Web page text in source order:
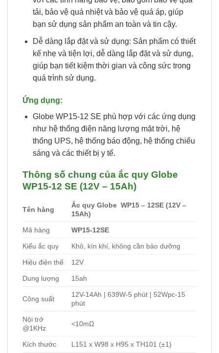
tải, bảo vệ quá nhiệt và bảo vệ quá áp, giúp
bạn sử dụng sản phẩm an toàn và tin cậy.
Dễ dàng lắp đặt và sử dụng: Sản phẩm có thiết
kế nhẹ và tiện lợi, dễ dàng lắp đặt và sử dụng,
giúp bạn tiết kiệm thời gian và công sức trong
quá trình sử dụng.
Ứng dụng:
Globe WP15-12 SE phù hợp với các ứng dụng
như hệ thống điện năng lượng mặt trời, hệ
thống UPS, hệ thống báo động, hệ thống chiếu
sáng và các thiết bị y tế.
Thông số chung của ắc quy Globe
WP15-12 SE (12V – 15Ah)
Tên hàng
Ắc quy Globe WP15 – 12SE (12V –
15Ah)
Mã hàng WP15-12SE
Kiểu ắc quy Khô, kín khí, không cần bảo dưỡng
Hiệu điện thế 12V
Dung lượng 15ah
Công suất
12V-14Ah | 639W-5 phút | 52Wpc-15
phút
Nội trở
@1KHz
<10mΩ
Kích thước L151 x W98 x H95 x TH101 (±1)